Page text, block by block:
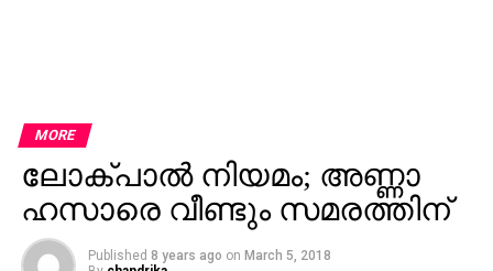
MORE
ലോക്പാല്‍ നിയമം; അണ്ണാ
ഹസാരെ വീണ്ടും സമരത്തിന്
Published 8 years ago on March 5, 2018